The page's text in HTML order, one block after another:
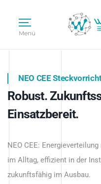
Menü
Intelligente
NEO CEE
Robust.
Einsatzbereit.
NEO CEE:
im Alltag, effizient in der
zukunftsfähig im Ausbau.
Intelligenz trifft
Anwendungen – robust, IP-
zukunftsfähig.